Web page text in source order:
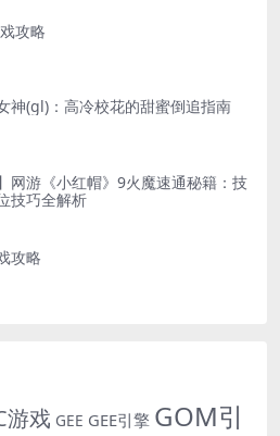
攻略
神(gl)：高冷校花的甜蜜倒追指南
网游《小红帽》9火魔速通秘籍：技
技巧全解析
攻略
游戏 GEE GEE引擎 GOM引